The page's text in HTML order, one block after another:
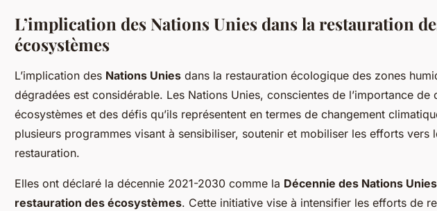
L’implication des Nations Unies dans la restauration
écosystèmes
L’implication des Nations Unies dans la restauration écologique des zones
dégradées est considérable. Les Nations Unies, conscientes de l’importance de
écosystèmes et des défis qu’ils représentent en termes de changement
plusieurs programmes visant à sensibiliser, soutenir et mobiliser les efforts vers
restauration.
Elles ont déclaré la décennie 2021-2030 comme la Décennie des Nations
restauration des écosystèmes. Cette initiative vise à intensifier les efforts de